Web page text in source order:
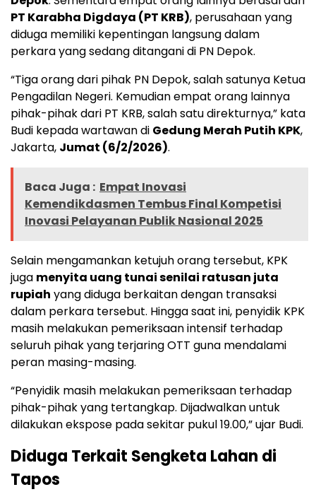
PT Karabha Digdaya (PT KRB), perusahaan yang
diduga memiliki kepentingan langsung dalam
perkara yang sedang ditangani di PN Depok.
“Tiga orang dari pihak PN Depok, salah satunya Ketua
Pengadilan Negeri. Kemudian empat orang lainnya
pihak-pihak dari PT KRB, salah satu direkturnya,” kata
Budi kepada wartawan di Gedung Merah Putih KPK,
Jakarta, Jumat (6/2/2026).
Baca Juga : Empat Inovasi
Kemendikdasmen Tembus Final Kompetisi
Inovasi Pelayanan Publik Nasional 2025
Selain mengamankan ketujuh orang tersebut, KPK
juga menyita uang tunai senilai ratusan juta
rupiah yang diduga berkaitan dengan transaksi
dalam perkara tersebut. Hingga saat ini, penyidik KPK
masih melakukan pemeriksaan intensif terhadap
seluruh pihak yang terjaring OTT guna mendalami
peran masing-masing.
“Penyidik masih melakukan pemeriksaan terhadap
pihak-pihak yang tertangkap. Dijadwalkan untuk
dilakukan ekspose pada sekitar pukul 19.00,” ujar Budi.
Diduga Terkait Sengketa Lahan di
Tapos